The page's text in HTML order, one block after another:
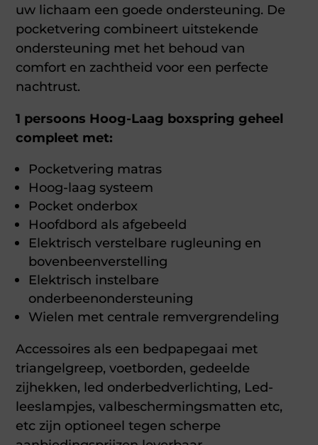
uw lichaam een goede ondersteuning. De
pocketvering combineert uitstekende
ondersteuning met het behoud van
comfort en zachtheid voor een perfecte
nachtrust.
1 persoons Hoog-Laag boxspring geheel
compleet met:
Pocketvering matras
Hoog-laag systeem
Pocket onderbox
Hoofdbord als afgebeeld
Elektrisch verstelbare rugleuning en
bovenbeenverstelling
Elektrisch instelbare
onderbeenondersteuning
Wielen met centrale remvergrendeling
Accessoires als een bedpapegaai met
triangelgreep, voetborden, gedeelde
zijhekken, led onderbedverlichting, Led-
leeslampjes, valbeschermingsmatten etc,
etc zijn optioneel tegen scherpe